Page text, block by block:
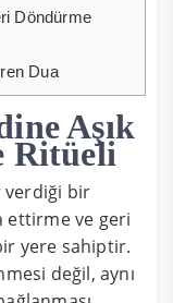
Döndürme
Dua
Aşık
Ritüeli
verdiği bir
ettirme ve geri
yere sahiptir.
değil, aynı